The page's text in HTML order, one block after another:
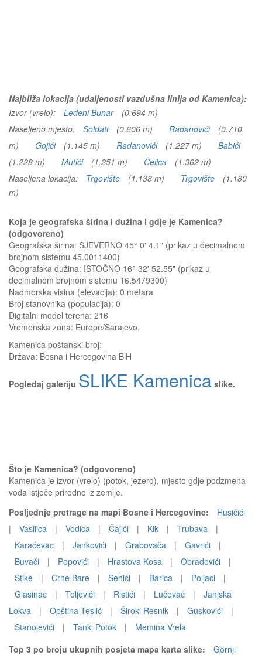
Najbliža lokacija (udaljenosti vazdušna linija od Kamenica):
Izvor (vrelo):
Ledeni Bunar
(0.694 m)
Naseljeno mjesto:
Soldati (0.606 m) Radanovići
(0.710
m)
Gojići (1.145 m) Radanovići (1.227 m)
Babići
(1.228 m)
Mutići (1.251 m) Čelica
(1.362 m)
Naseljena lokacija:
Trgovište (1.138 m) Trgovište
(1.180
m)
Koja je geografska širina i dužina i gdje je Kamenica?
(odgovoreno)
Geografska širina: SJEVERNO 45° 0' 4.1" (prikaz u decimalnom
brojnom sistemu 45.0011400)
Geografska dužina: ISTOČNO 16° 32' 52.55" (prikaz u
decimalnom brojnom sistemu 16.5479300)
Nadmorska visina (elevacija): 0 metara
Broj stanovnika (populacija): 0
Digitalni model terena: 216
Vremenska zona: Europe/Sarajevo.
Kamenica poštanski broj:
Država: Bosna i Hercegovina BiH
Pogledaj galeriju SLIKE Kamenica slike.
Što je Kamenica? (odgovoreno)
Kamenica je izvor (vrelo) (potok, jezero), mjesto gdje podzmena
voda istječe prirodno iz zemlje.
Posljednje pretrage na mapi Bosne i Hercegovine:
Husičići
|
Vasilica | Vodica | Čajići | Kik | Trubava
|
Karaćevac
| Jankovići | Grabovača | Gavrići
|
Buvači
| Popovići | Hrastova Kosa | Obradovići
|
Stike
| Crne Bare | Šehići | Barica | Poljaci
|
Glasinac
| Toljevići | Ristići | Lučevac |
Janjska
Lokva
| Opština Teslić | Široki Resnik | Guskovići
|
Stanojevići
| Tanki Potok |
Memina Vrela
Top 3 po broju ukupnih posjeta mapa karta slike:
Gornji